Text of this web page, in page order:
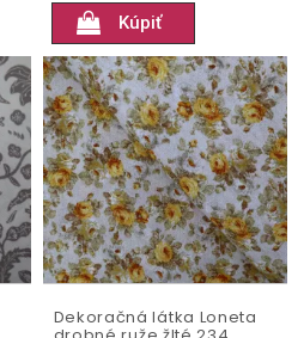
Kúpiť
Dekoračná látka Loneta